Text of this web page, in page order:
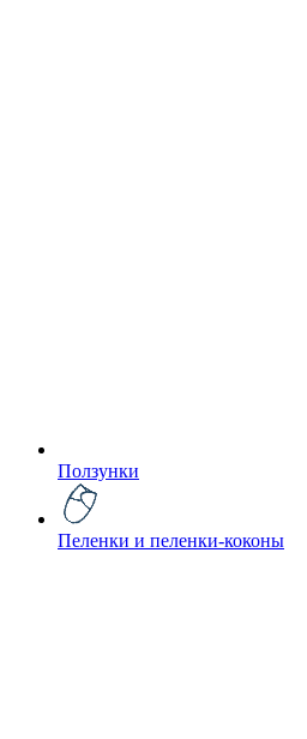
Ползунки
Пеленки и пеленки-коконы